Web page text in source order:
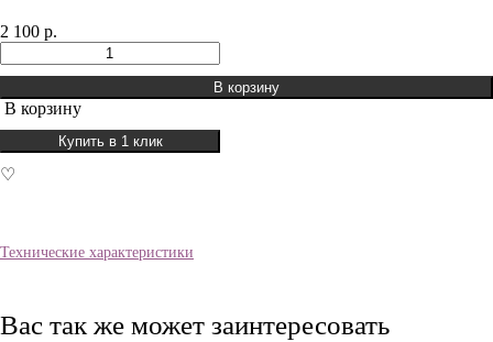
2 100 р.
В корзину
В корзину
Купить в 1 клик
♡
Технические характеристики
Вас так же может заинтересовать